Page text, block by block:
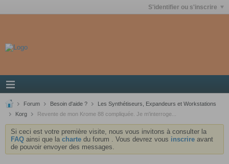
S'identifier ou s'inscrire
Forum Besoin d'aide ?
Les Synthétiseurs, Expandeurs et Workstations
Korg
Revente de mon Krome 88 compliquée. Je m'interroge...
Si ceci est votre première visite, nous vous invitons à consulter la
FAQ ainsi que la charte du forum . Vous devrez vous inscrire avant
de pouvoir envoyer des messages.